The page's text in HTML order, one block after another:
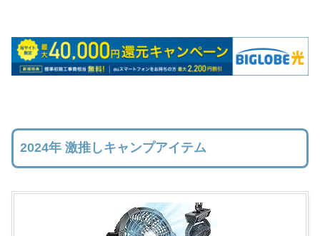
2024年 激推しキャンプアイテム